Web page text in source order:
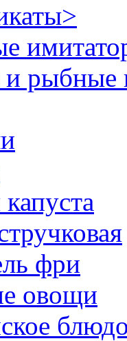
>
рыбные
фри
овощи